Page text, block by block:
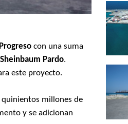
con una suma
Pardo.
este proyecto.
quinientos millones de
y se adicionan